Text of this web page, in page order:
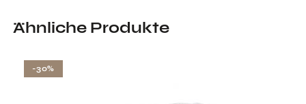
Ähnliche Produkte
-30%